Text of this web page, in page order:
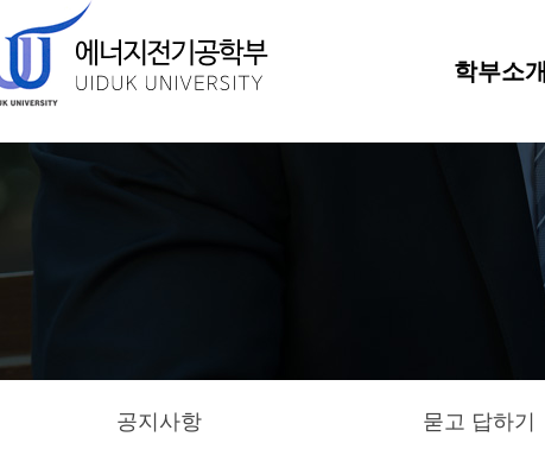
학부소개
공지사항 묻고 답하기